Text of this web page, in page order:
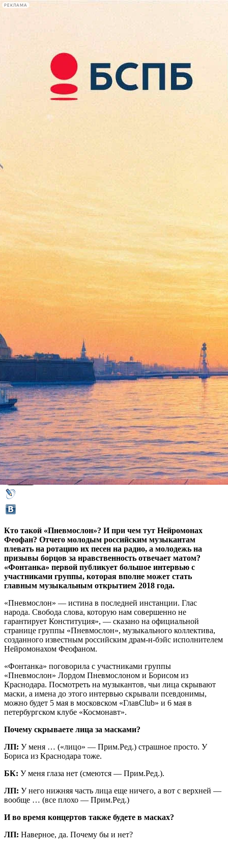
РЕКЛАМА
Сегодня:
2026.08.09
14:12
Афиша Plus
«Пошло все в …, сяду на
коня»
10 марта 2018,13:37 Версия для печати
Кто такой «Пневмослон»? И при чем тут Нейромонах
Феофан? Отчего молодым российским музыкантам
плевать на ротацию их песен на радио, а молодежь на
призывы борцов за нравственность отвечает матом?
«Фонтанка» первой публикует большое интервью с
участниками группы, которая вполне может стать
главным музыкальным открытием 2018 года.
«Пневмослон» — истина в последней инстанции. Глас
народа. Свобода слова, которую нам совершенно не
гарантирует Конституция», — сказано на официальной
странице группы «Пневмослон», музыкального коллектива,
созданного известным российским драм-н-бэйс исполнителем
Нейромонахом Феофаном.
«Фонтанка» поговорила с участниками группы
«Пневмослон» Лордом Пневмослоном и Борисом из
Краснодара. Посмотреть на музыкантов, чьи лица скрывают
маски, а имена до этого интервью скрывали псевдонимы,
можно будет 5 мая в московском «ГлавClub» и 6 мая в
петербургском клубе «Космонавт».
Почему скрываете лица за масками?
ЛП: У меня … («лицо» — Прим.Ред.) страшное просто. У
Бориса из Краснодара тоже.
БК: У меня глаза нет (смеются — Прим.Ред.).
ЛП: У него нижняя часть лица еще ничего, а вот с верхней —
вообще … (все плохо — Прим.Ред.)
И во время концертов также будете в масках?
ЛП: Наверное, да. Почему бы и нет?